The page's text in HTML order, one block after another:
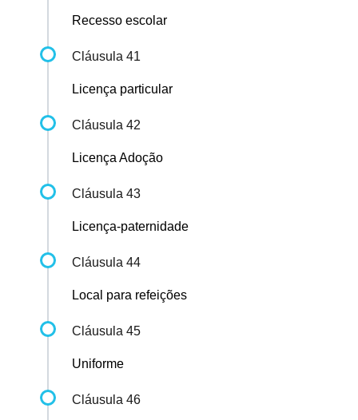
Recesso escolar
Cláusula 41
Licença particular
Cláusula 42
Licença Adoção
Cláusula 43
Licença-paternidade
Cláusula 44
Local para refeições
Cláusula 45
Uniforme
Cláusula 46